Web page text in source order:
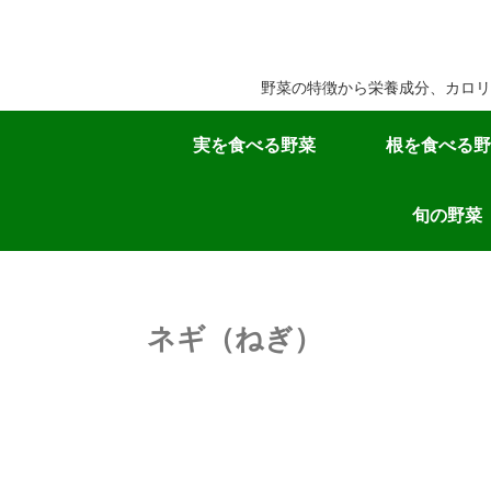
野菜の特徴から栄養成分、カロ
実を食べる野菜 根を食べる
旬の野菜
ネギ（ねぎ）